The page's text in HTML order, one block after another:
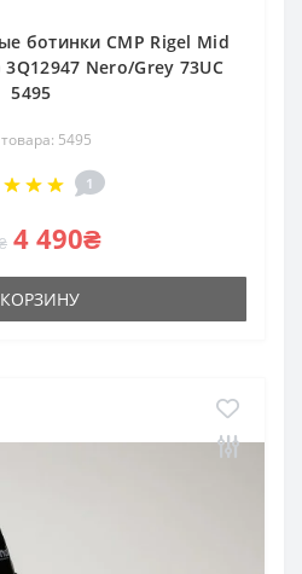
ботинки CMP Rigel Mid
Nero/Grey 73UC
5495
5495
1
4 490₴